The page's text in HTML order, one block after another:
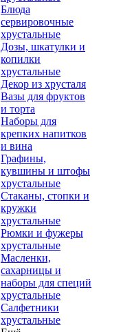
Блюда
сервировочные
хрустальные
Дозы, шкатулки и
копилки
хрустальные
Декор из хрусталя
Вазы для фруктов
и торта
Наборы для
крепких напитков
и вина
Графины,
кувшины и штофы
хрустальные
Стаканы, стопки и
кружки
хрустальные
Рюмки и фужеры
хрустальные
Масленки,
сахарницы и
наборы для специй
хрустальные
Салфетники
хрустальные